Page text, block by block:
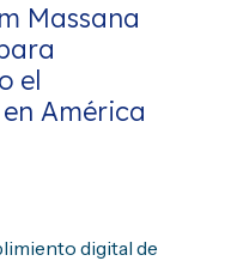
Massana
el
América
digital de